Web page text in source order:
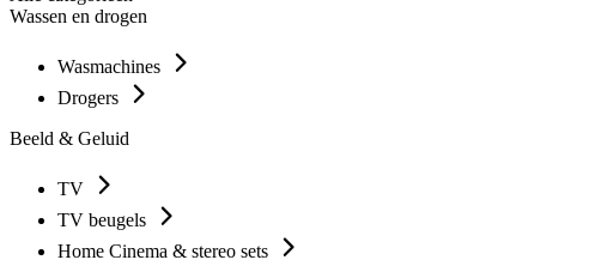
Wassen en drogen
Wasmachines
Drogers
Beeld & Geluid
TV
TV beugels
Home Cinema & stereo sets